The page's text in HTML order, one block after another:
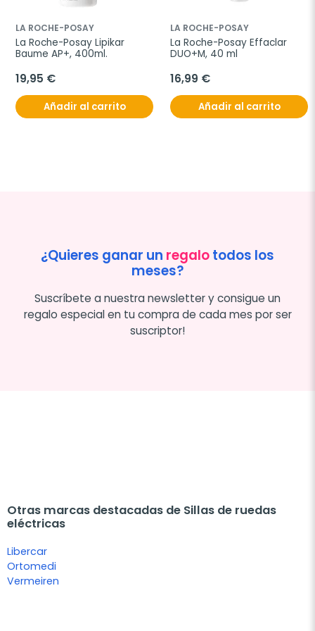
LA ROCHE-POSAY
La Roche-Posay Lipikar
Baume AP+, 400ml.
19,95 €
Añadir al carrito
LA ROCHE-POSAY
La Roche-Posay Effaclar
DUO+M, 40 ml
16,99 €
Añadir al carrito
¿Quieres ganar un regalotodos los
meses?
Suscríbete a nuestra newsletter y consigue un
regalo especial en tu compra de cada mes por ser
suscriptor!
Otras marcas destacadas de Sillas de ruedas
eléctricas
Libercar
Ortomedi
Vermeiren